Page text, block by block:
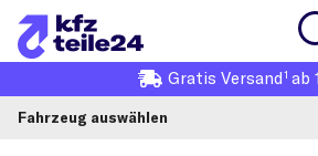
Gratis Versand1 ab
Fahrzeug auswählen